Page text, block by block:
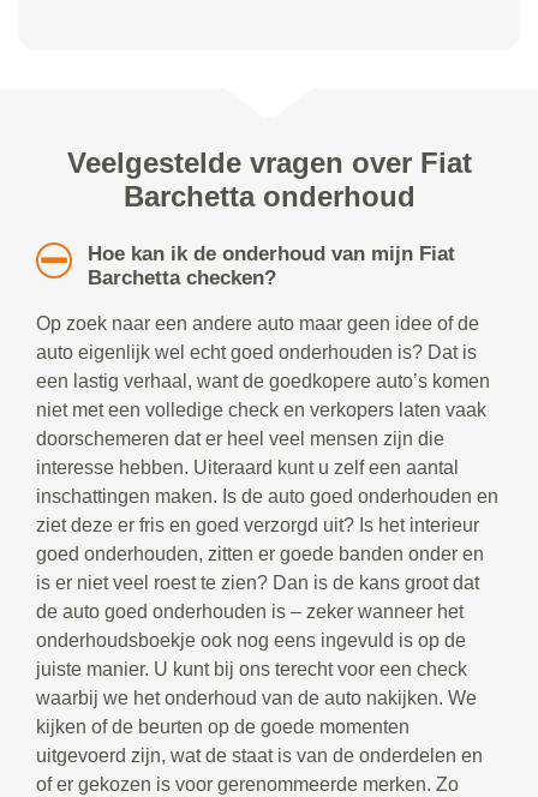
Veelgestelde vragen over Fiat
Barchetta onderhoud
Hoe kan ik de onderhoud van mijn Fiat
Barchetta checken?
Op zoek naar een andere auto maar geen idee of de
auto eigenlijk wel echt goed onderhouden is? Dat is
een lastig verhaal, want de goedkopere auto’s komen
niet met een volledige check en verkopers laten vaak
doorschemeren dat er heel veel mensen zijn die
interesse hebben. Uiteraard kunt u zelf een aantal
inschattingen maken. Is de auto goed onderhouden en
ziet deze er fris en goed verzorgd uit? Is het interieur
goed onderhouden, zitten er goede banden onder en
is er niet veel roest te zien? Dan is de kans groot dat
de auto goed onderhouden is – zeker wanneer het
onderhoudsboekje ook nog eens ingevuld is op de
juiste manier. U kunt bij ons terecht voor een check
waarbij we het onderhoud van de auto nakijken. We
kijken of de beurten op de goede momenten
uitgevoerd zijn, wat de staat is van de onderdelen en
of er gekozen is voor gerenommeerde merken. Zo